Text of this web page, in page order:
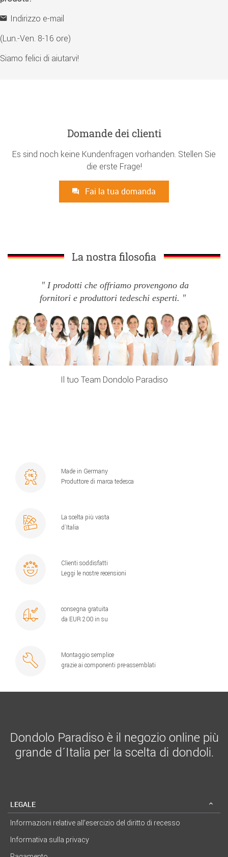
Indirizzo e-mail
(Lun.-Ven. 8-16 ore)
Siamo felici di aiutarvi!
Domande dei clienti
Es sind noch keine Kundenfragen vorhanden. Stellen Sie
die erste Frage!
Fai la tua domanda
La nostra filosofia
I prodotti che offriamo provengono da
fornitori e produttori tedeschi esperti.
Il tuo Team Dondolo Paradiso
Made in Germany
Produttore di marca tedesca
La scelta più vasta
d´Italia
Clienti soddisfatti
Leggi le nostre recensioni
consegna gratuita
da EUR 200 in su
Montaggio semplice
grazie ai componenti pre-assemblati
Dondolo Paradiso è il negozio online più
grande d´Italia per la scelta di dondoli.
LEGALE
Informazioni relative all’esercizio del diritto di recesso
Informativa sulla privacy